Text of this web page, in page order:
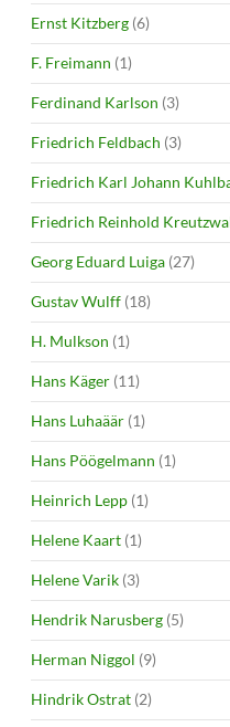
Ernst Kitzberg (6)
F. Freimann (1)
Ferdinand Karlson (3)
Friedrich Feldbach (3)
Friedrich Karl Johann
Friedrich Reinhold
Georg Eduard Luiga (27)
Gustav Wulff (18)
H. Mulkson (1)
Hans Käger (11)
Hans Luhaäär (1)
Hans Pöögelmann (1)
Heinrich Lepp (1)
Helene Kaart (1)
Helene Varik (3)
Hendrik Narusberg (5)
Herman Niggol (9)
Hindrik Ostrat (2)